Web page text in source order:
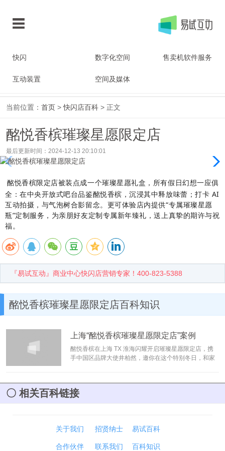
快闪 数字化空间 售卖机软件服务
互动装置 空间及媒体
当前位置： 首页 >快闪店百科 > 正文
酩悦香槟璀璨星愿限定店
最后更新时间：2024-12-13 20:10:01
酩悦香槟限定店被装点成一个璀璨星愿礼盒，所有假日幻想一应俱
全：在中央开放式吧台品鉴酩悦香槟，沉浸其中释放味蕾；打卡 AI
互动拍摄，与气泡树合影留念。更可体验店内提供“专属璀璨星愿
瓶”定制服务，为亲朋好友定制专属新年臻礼，送上真挚的期许与祝
福。
『易试互动』商业中心快闪店营销专家！400-823-5388
酩悦香槟璀璨星愿限定店百科知识
上海“酩悦香槟璀璨星愿限定店”案例
酩悦香槟在上海 TX 淮海闪耀开启璀璨星愿限定店，携
手中国区品牌大使井柏然，邀你在这个特别冬日，和家
相关百科链接
关于我们 招贤纳士 易试百科
合作伙伴 联系我们 百科知识